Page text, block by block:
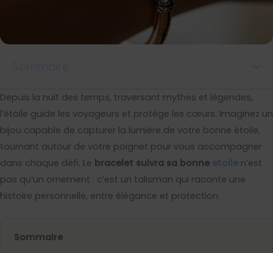
Depuis la nuit des temps, traversant mythes et légendes,
l’étoile guide les voyageurs et protège les cœurs. Imaginez un
bijou capable de capturer la lumière de votre bonne étoile,
tournant autour de votre poignet pour vous accompagner
dans chaque défi. Le bracelet suivra sa bonne etoile n’est
pas qu’un ornement : c’est un talisman qui raconte une
histoire personnelle, entre élégance et protection.
Sommaire